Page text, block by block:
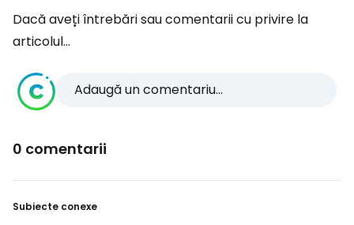
Dacă aveți întrebări sau comentarii cu privire la
articolul...
Adaugă un comentariu...
0 comentarii
Subiecte conexe